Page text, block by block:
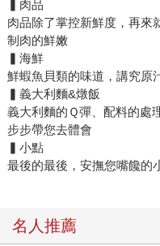
▍肉品
肉品除了掌控新鮮度，再來
制肉的鮮嫩
▍海鮮
鮮蝦魚貝類的味道，講究原
▍義大利麵&燉飯
義大利麵的Ｑ彈、配料的處
步步帶您去體會
▍小點
最後的最後，安撫您嘴饞的
名人推薦